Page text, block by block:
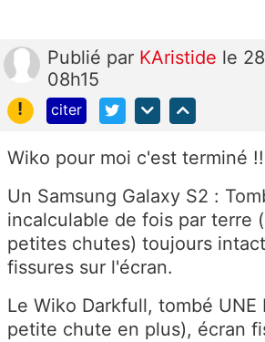
Publié par KAristide le
08h15
!
citer
Wiko pour moi c'est terminé
Un Samsung Galaxy S2 :
incalculable de fois par terre
petites chutes) toujours
fissures sur l'écran.
Le Wiko Darkfull, tombé UNE
petite chute en plus), écran